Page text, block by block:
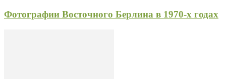
Фотографии Восточного Берлина в 1970-х годах